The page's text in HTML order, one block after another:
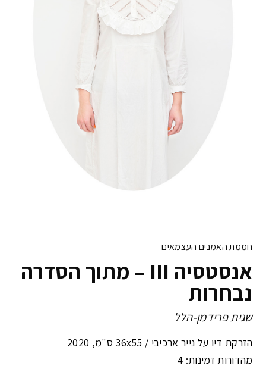
חממת האמנים העצמאים
אנסטסיה III – מתוך הסדרה
נבחרות
שגית פרידמן-הלל
הזרקת דיו על נייר ארכיבי / 36x55 ס"מ ,
מהדורות זמינות: 4